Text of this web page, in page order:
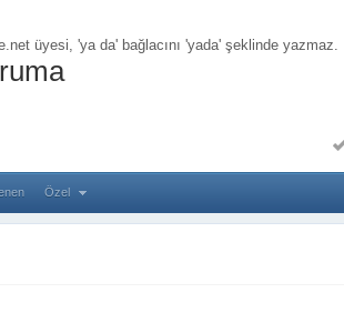
üyesi, 'ya da' bağlacını 'yada' şeklinde yazmaz.
Özel